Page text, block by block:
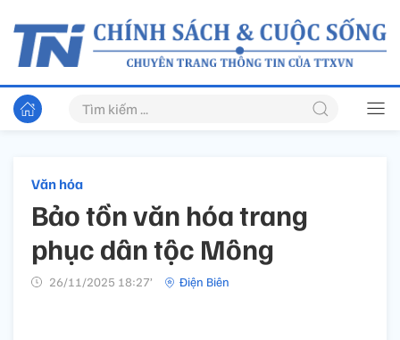
Văn hóa
Bảo tồn văn hóa trang
phục dân tộc Mông
26/11/2025 18:27’ Điện Biên